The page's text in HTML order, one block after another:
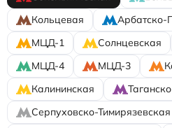
Кольцевая
Арбатско-
МЦД-1
Солнцевская
МЦД-4
МЦД-3
Калининская
Серпуховско-Тимирязевская